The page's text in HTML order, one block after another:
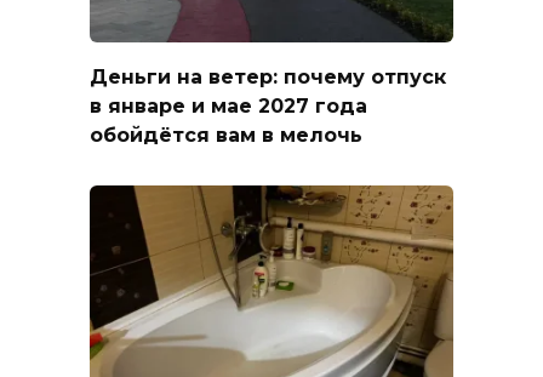
Деньги на ветер: почему отпуск
в январе и мае 2027 года
обойдётся вам в мелочь